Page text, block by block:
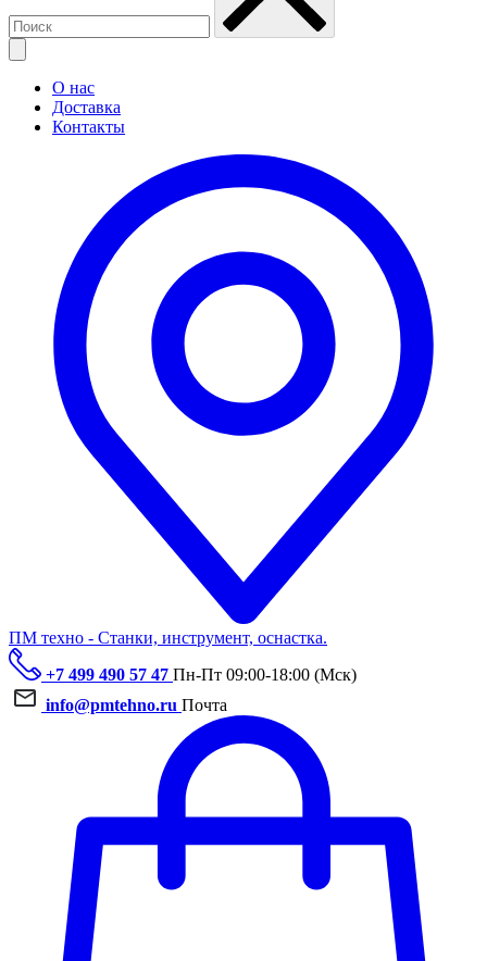
О нас
Доставка
Контакты
ПМ техно - Станки, инструмент, оснастка.
+7 499 490 57 47 Пн-Пт 09:00-18:00 (Мск)
info@pmtehno.ru Почта